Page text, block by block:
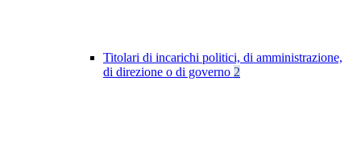
Titolari di incarichi politici, di amministrazione,
di direzione o di governo 2